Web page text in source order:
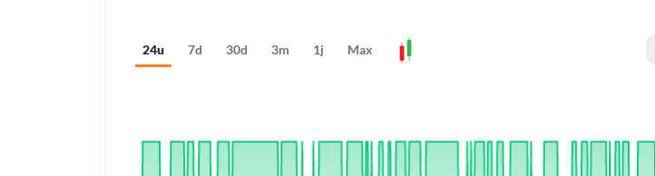
24u 7d 30d 3m 1j Max